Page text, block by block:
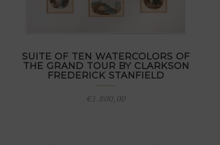
SUITE OF TEN WATERCOLORS OF
THE GRAND TOUR BY CLARKSON
FREDERICK STANFIELD
€1.800,00